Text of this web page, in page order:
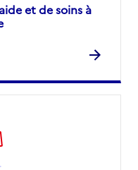
et de soins à